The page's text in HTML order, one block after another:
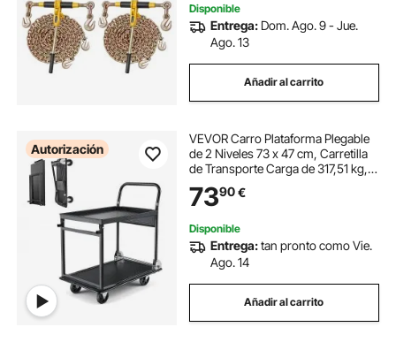
Disponible
Entrega: Dom. Ago. 9 - Jue.
Ago. 13
Añadir al carrito
Autorización
VEVOR Carro Plataforma Plegable
de 2 Niveles 73 x 47 cm, Carretilla
de Transporte Carga de 317,51 kg,
Carrito de Empuje con Plataforma
con Ruedas de PU de 102 mm, para
7390€
Disponible
Entrega:tan pronto como Vie.
Ago. 14
Añadir al carrito